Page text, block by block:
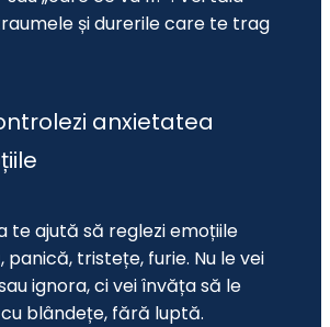
și durerile care te trag
anxietatea
te ajută să reglezi emoțiile
panică, tristețe, furie. Nu le vei
ignora, ci vei învăța să le
blândețe, fără luptă.